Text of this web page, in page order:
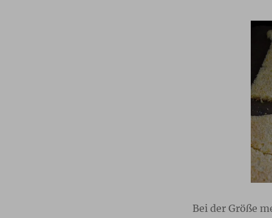
Bei der Größe